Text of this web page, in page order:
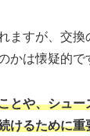
ますが、交換
かは懐疑的で
とや、シュー
けるために重